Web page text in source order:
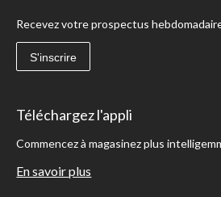
Recevez votre prospectus
S'inscrire
Téléchargez l'appli
Commencez à magasinez plus
En savoir plus